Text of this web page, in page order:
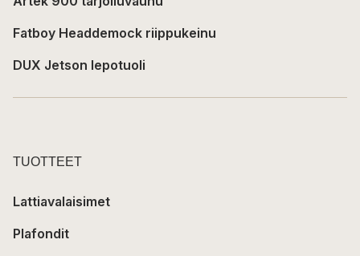
Fatboy Headdemock riippukeinu
DUX Jetson lepotuoli
TUOTTEET
Lattiavalaisimet
Plafondit